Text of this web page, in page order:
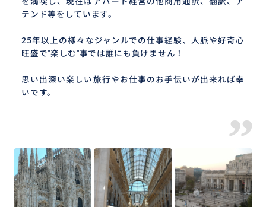
テンド等をしています。
25年以上の様々なジャンルでの仕事経験、人脈や好奇心
旺盛で"楽しむ"事では誰にも負けません！
思い出深い楽しい旅行やお仕事のお手伝いが出来れば幸
いです。
”